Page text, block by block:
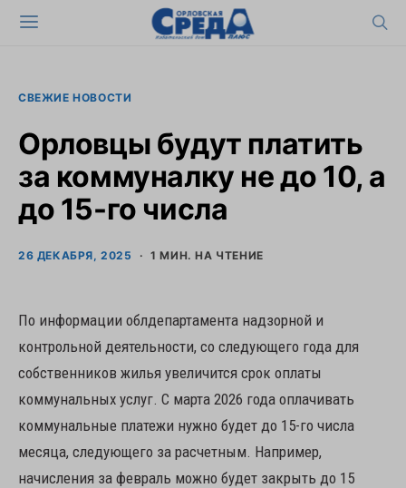
СВЕЖИЕ НОВОСТИ
Орловцы будут платить
за коммуналку не до 10, а
до 15-го числа
26 ДЕКАБРЯ, 2025 1 МИН. НА ЧТЕНИЕ
По информации облдепартамента надзорной и
контрольной деятельности, со следующего года для
собственников жилья увеличится срок оплаты
коммунальных услуг. С марта 2026 года оплачивать
коммунальные платежи нужно будет до 15-го числа
месяца, следующего за расчетным. Например,
начисления за февраль можно будет закрыть до 15